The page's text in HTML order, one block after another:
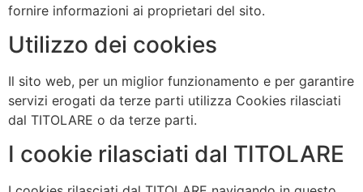
fornire informazioni ai proprietari del sito.
Utilizzo dei cookies
Il sito web, per un miglior funzionamento e per garantire
servizi erogati da terze parti utilizza Cookies rilasciati
dal TITOLARE o da terze parti.
I cookie rilasciati dal TITOLARE